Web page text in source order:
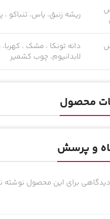
ریشه زنبق، یاس، تنباکو ،
دانه تونکا ، مشک ،
لابدانیوم، چوب کشمیر
محصول
و پرسش
برای این محصول